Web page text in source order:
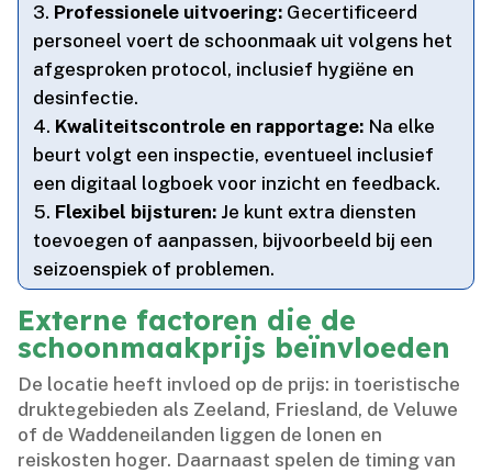
Professionele uitvoering: Gecertificeerd
personeel voert de schoonmaak uit volgens het
afgesproken protocol, inclusief hygiëne en
desinfectie.​
Kwaliteitscontrole en rapportage: Na elke
beurt volgt een inspectie, eventueel inclusief
een digitaal logboek voor inzicht en feedback.​
Flexibel bijsturen: Je kunt extra diensten
toevoegen of aanpassen, bijvoorbeeld bij een
seizoenspiek of problemen.​
Externe factoren die de
schoonmaakprijs beïnvloeden
De locatie heeft invloed op de prijs: in toeristische
druktegebieden als Zeeland, Friesland, de Veluwe
of de Waddeneilanden liggen de lonen en
reiskosten hoger.​ Daarnaast spelen de timing van